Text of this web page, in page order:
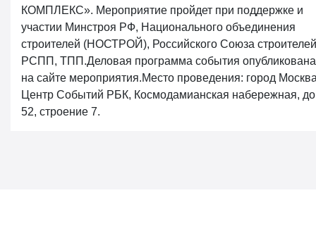
КОМПЛЕКС». Мероприятие пройдет при поддержке и
участии Минстроя РФ, Национального объединения
строителей (НОСТРОЙ), Российского Союза
РСПП, ТПП.Деловая программа события опубликована
на сайте мероприятия.Место проведения: город
Центр Событий РБК, Космодамианская набережная,
52, строение 7.